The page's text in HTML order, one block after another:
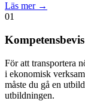
Läs mer →
01
För att transportera
i ekonomisk
måste du gå en
utbildningen.